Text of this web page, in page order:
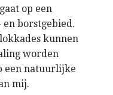
op een
borstgebied.
kunnen
worden
een natuurlijke
mij.